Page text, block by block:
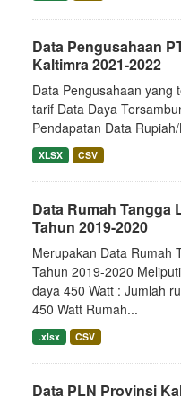
Data Pengusahaan
Kaltimra 2021-2022
Data Pengusahaan yang
tarif Data Daya
Pendapatan Data
XLSX CSV
Data Rumah
Tahun 2019-2020
Merupakan Data Rumah
Tahun 2019-2020
daya 450 Watt : Jumlah
450 Watt Rumah...
.xlsx CSV
Data PLN Provinsi